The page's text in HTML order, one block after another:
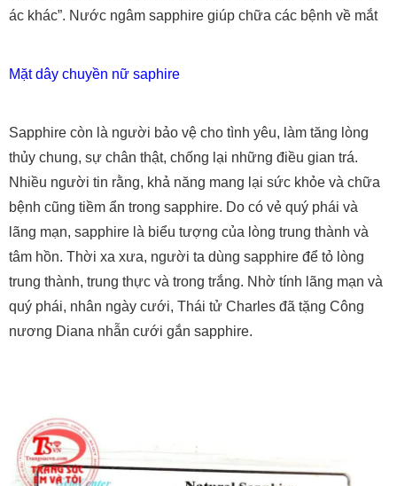
ác khác”. Nước ngâm sapphire giúp chữa các bệnh về mắt
Mặt dây chuyền nữ saphire
Sapphire còn là người bảo vệ cho tình yêu, làm tăng lòng
thủy chung, sự chân thật, chống lại những điều gian trá.
Nhiều người tin rằng, khả năng mang lại sức khỏe và chữa
bệnh cũng tiềm ẩn trong sapphire. Do có vẻ quý phái và
lãng mạn, sapphire là biểu tượng của lòng trung thành và
tâm hồn. Thời xa xưa, người ta dùng sapphire để tỏ lòng
trung thành, trung thực và trong trắng. Nhờ tính lãng mạn và
quý phái, nhân ngày cưới, Thái tử Charles đã tặng Công
nương Diana nhẫn cưới gắn sapphire.